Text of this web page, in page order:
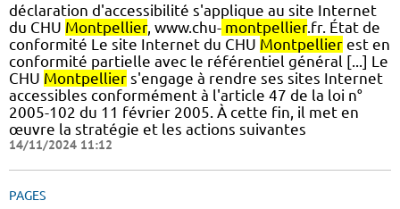
déclaration d'accessibilité s'applique au site Internet
du CHU Montpellier, www.chu- montpellier.fr. État de
conformité Le site Internet du CHU Montpellier est en
conformité partielle avec le référentiel général [...] Le
CHU Montpellier s'engage à rendre ses sites Internet
accessibles conformément à l'article 47 de la loi n°
2005-102 du 11 février 2005. À cette fin, il met en
œuvre la stratégie et les actions suivantes
14/11/2024 11:12
PAGES